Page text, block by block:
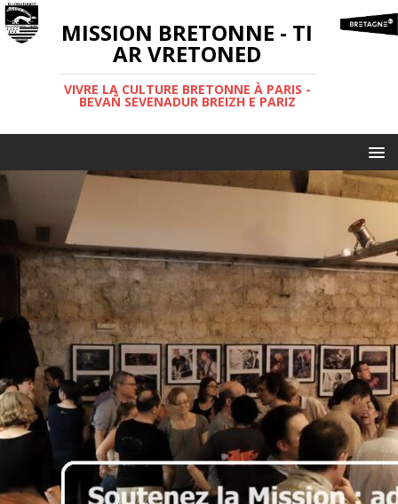
MISSION BRETONNE - TI
AR VRETONED
VIVRE LA CULTURE BRETONNE À PARIS -
BEVAÑ SEVENADUR BREIZH E PARIZ